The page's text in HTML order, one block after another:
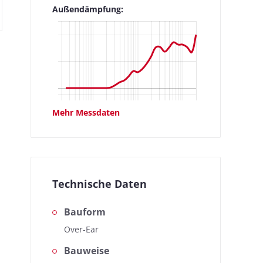
Außendämpfung:
Mehr Messdaten
unserer Messungen,
Technische Daten
Bauform
Over-Ear
Bauweise